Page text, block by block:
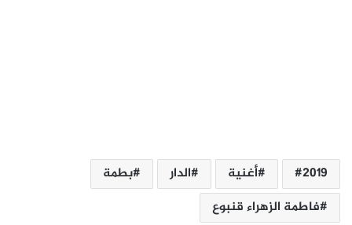
2019 أغنية الدار
بطمة
فاطمة الزهراء قنبوع